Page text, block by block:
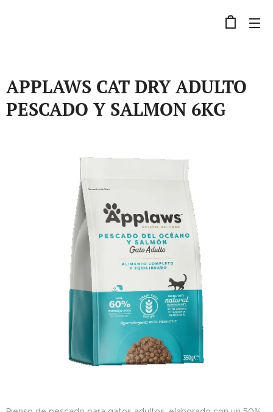
APPLAWS CAT DRY ADULTO
PESCADO Y SALMON 6KG